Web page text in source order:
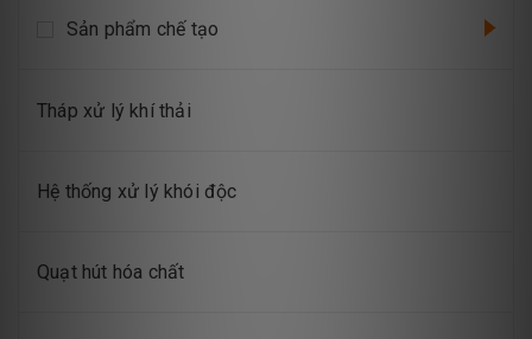
Sản phẩm chế tạo
Tháp xử lý khí thải
Hệ thống xử lý khói độc
Quạt hút hóa chất